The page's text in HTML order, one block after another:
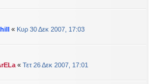
« Κυρ 30 Δεκ 2007, 17:03
« Τετ 26 Δεκ 2007, 17:01